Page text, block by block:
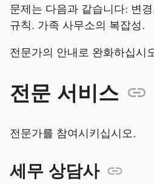
문제는 다음과 같습니다: 변
규칙. 가족 사무소의 복잡성.
전문가의 안내로 완화하십시
전문 서비스
전문가를 참여시키십시오.
세무 상담사